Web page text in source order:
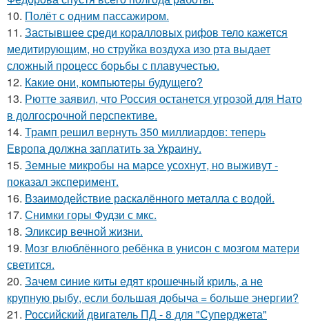
10. Полёт с одним пассажиром.
11. Застывшее среди коралловых рифов тело кажется
медитирующим, но струйка воздуха изо рта выдает
сложный процесс борьбы с плавучестью.
12. Какие они, компьютеры будущего?
13. Рютте заявил, что Россия останется угрозой для Нато
в долгосрочной перспективе.
14. Трамп решил вернуть 350 миллиардов: теперь
Европа должна заплатить за Украину.
15. Земные микробы на марсе усохнут, но выживут -
показал эксперимент.
16. Взаимодействие раскалённого металла с водой.
17. Снимки горы Фудзи с мкс.
18. Эликсир вечной жизни.
19. Мозг влюблённого ребёнка в унисон с мозгом матери
светится.
20. Зачем синие киты едят крошечный криль, а не
крупную рыбу, если большая добыча = больше энергии?
21. Российский двигатель ПД - 8 для "Суперджета"